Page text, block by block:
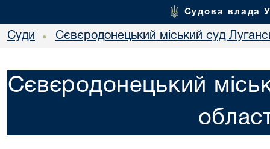
Судова влада
Суди • Сєвєродонецький міський суд
Сєвєродонецький